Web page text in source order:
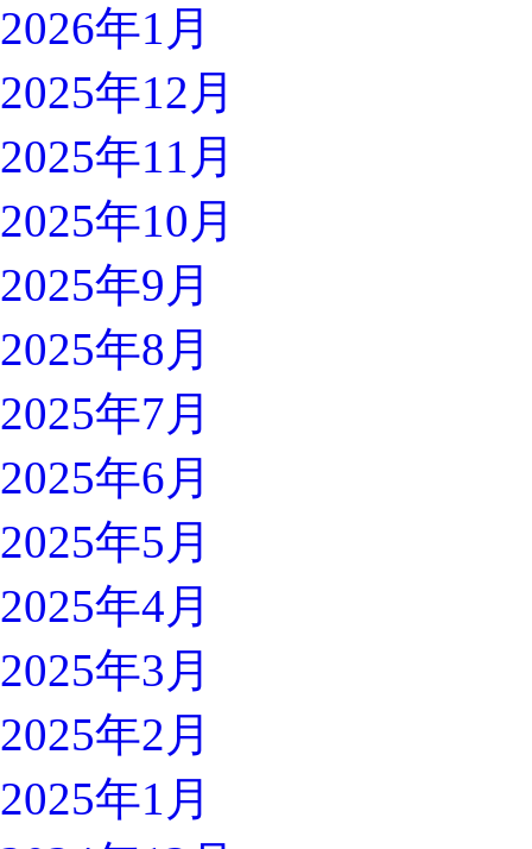
2026年1月
2025年12月
2025年11月
2025年10月
2025年9月
2025年8月
2025年7月
2025年6月
2025年5月
2025年4月
2025年3月
2025年2月
2025年1月